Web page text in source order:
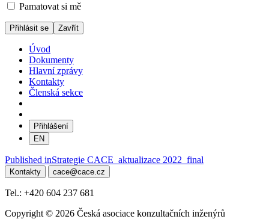
Pamatovat si mě
Zavřít
Úvod
Dokumenty
Hlavní zprávy
Kontakty
Členská sekce
Přihlášení
EN
Navigace
pro
příspěvek
Published inStrategie CACE_aktualizace 2022_final
Kontakty cace@cace.cz
Tel.: +420 604 237 681
Copyright © 2026 Česká asociace konzultačních inženýrů